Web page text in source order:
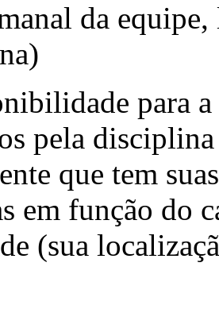
da
para
pela
que tem
em função do
(sua